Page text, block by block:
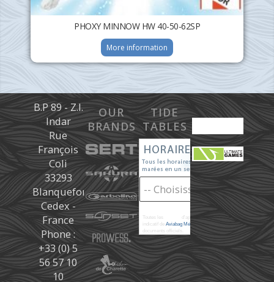
PHOXY MINNOW HW 40-50-62SP
More information
B.P 89 - Z.I.
Indar
Rue
François
Coli
33293
Blanquefort
Cedex -
France
Phone :
+33 (0) 5
56 57 10
10
OUR
BRANDS
TIDE
TABLES
Toutes les
d'après les prédictions donné à titre
indicatif deAviabag Météoremne remplaçant pas les
documents officiels.